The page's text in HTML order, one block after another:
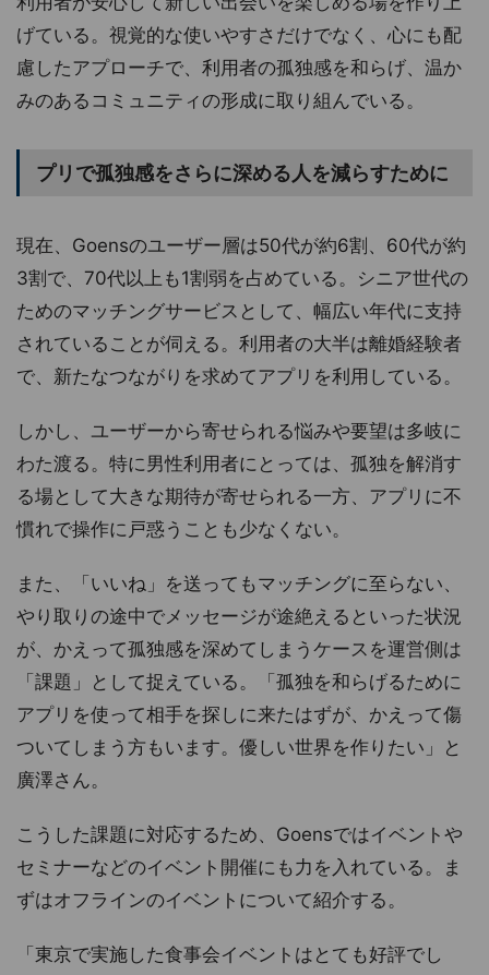
げている。視覚的な使いやすさだけでなく、心にも配
慮したアプローチで、利用者の孤独感を和らげ、温か
みのあるコミュニティの形成に取り組んでいる。
プリで孤独感をさらに深める人を減らすために
現在、Goensのユーザー層は50代が約6割、60代が約
3割で、70代以上も1割弱を占めている。シニア世代の
ためのマッチングサービスとして、幅広い年代に支持
されていることが伺える。利用者の大半は離婚経験者
で、新たなつながりを求めてアプリを利用している。
しかし、ユーザーから寄せられる悩みや要望は多岐に
わた渡る。特に男性利用者にとっては、孤独を解消す
る場として大きな期待が寄せられる一方、アプリに不
慣れで操作に戸惑うことも少なくない。
また、「いいね」を送ってもマッチングに至らない、
やり取りの途中でメッセージが途絶えるといった状況
が、かえって孤独感を深めてしまうケースを運営側は
「課題」として捉えている。「孤独を和らげるために
アプリを使って相手を探しに来たはずが、かえって傷
ついてしまう方もいます。優しい世界を作りたい」と
廣澤さん。
こうした課題に対応するため、Goensではイベントや
セミナーなどのイベント開催にも力を入れている。ま
ずはオフラインのイベントについて紹介する。
「東京で実施した食事会イベントはとても好評でし